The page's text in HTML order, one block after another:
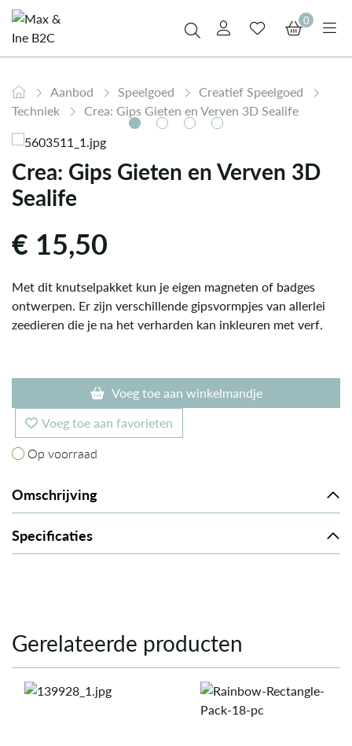
0
Aanbod Speelgoed
Creatief Speelgoed
Techniek
Crea: Gips Gieten en Verven 3D Sealife
Crea: Gips Gieten en Verven 3D
Sealife
€ 15,50
Met dit knutselpakket kun je eigen magneten of badges
ontwerpen. Er zijn verschillende gipsvormpjes van allerlei
zeedieren die je na het verharden kan inkleuren met verf.
Voeg toe aan winkelmandje
Voeg toe aan favorieten
Op voorraad
Op voorraad
Omschrijving
Specificaties
Gerelateerde producten